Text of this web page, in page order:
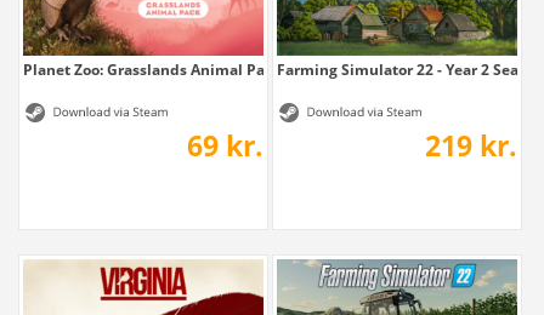
Planet Zoo: Grasslands Animal Pack
69 kr.
Farming Simulator 22 - Year 2
219 kr.